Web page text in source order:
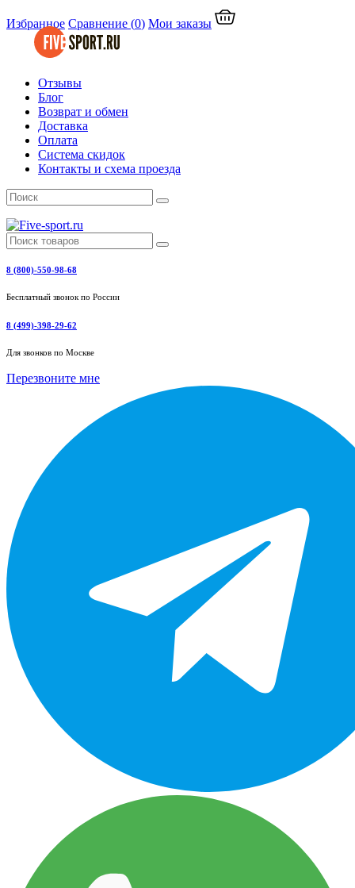
Избранное Сравнение (0) Мои заказы
Отзывы
Блог
Возврат и обмен
Доставка
Оплата
Система скидок
Контакты и схема проезда
8 (800)-550-98-68
Бесплатный звонок по России
8 (499)-398-29-62
Для звонков по Москве
Перезвоните мне